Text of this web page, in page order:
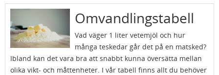
Omvandlingstabell
Vad väger 1 liter vetemjöl och hur
många teskedar går det på en matsked?
Ibland kan det vara bra att snabbt kunna översätta mellan
olika vikt- och måttenheter. I vår tabell finns allt du behöver